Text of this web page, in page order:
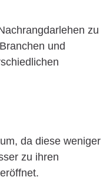
zu
und
da diese weniger
zu ihren